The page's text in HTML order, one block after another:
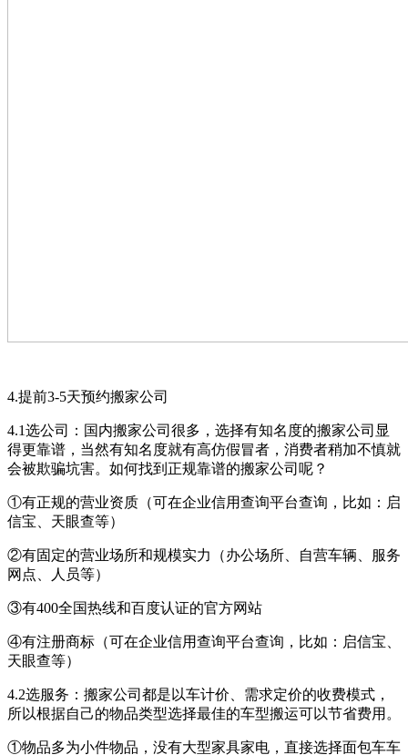
4.提前3-5天预约搬家公司
4.1选公司：国内搬家公司很多，选择有知名度的搬家公司显
得更靠谱，当然有知名度就有高仿假冒者，消费者稍加不慎就
会被欺骗坑害。如何找到正规靠谱的搬家公司呢？
①有正规的营业资质（可在企业信用查询平台查询，比如：启
信宝、天眼查等）
②有固定的营业场所和规模实力（办公场所、自营车辆、服务
网点、人员等）
③有400全国热线和百度认证的官方网站
④有注册商标（可在企业信用查询平台查询，比如：启信宝、
天眼查等）
4.2选服务：搬家公司都是以车计价、需求定价的收费模式，
所以根据自己的物品类型选择最佳的车型搬运可以节省费用。
①物品多为小件物品，没有大型家具家电，直接选择面包车车